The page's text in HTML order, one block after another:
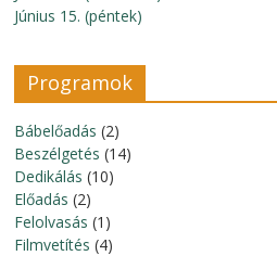
Június 15. (péntek)
Programok
Bábelőadás (2)
Beszélgetés (14)
Dedikálás (10)
Előadás (2)
Felolvasás (1)
Filmvetítés (4)